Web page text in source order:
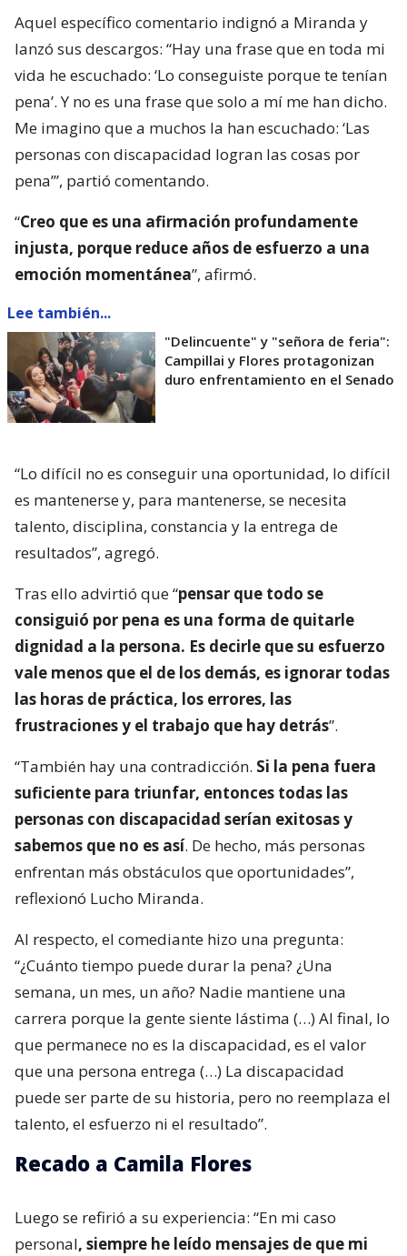
Aquel específico comentario indignó a Miranda y
lanzó sus descargos: “Hay una frase que en toda mi
vida he escuchado: ‘Lo conseguiste porque te tenían
pena’. Y no es una frase que solo a mí me han dicho.
Me imagino que a muchos la han escuchado: ‘Las
personas con discapacidad logran las cosas por
pena’”, partió comentando.
“Creo que es una afirmación profundamente
injusta, porque reduce años de esfuerzo a una
emoción momentánea”, afirmó.
Lee también...
"Delincuente" y "señora de feria":
Campillai y Flores protagonizan
duro enfrentamiento en el Senado
“Lo difícil no es conseguir una oportunidad, lo difícil
es mantenerse y, para mantenerse, se necesita
talento, disciplina, constancia y la entrega de
resultados”, agregó.
Tras ello advirtió que “pensar que todo se
consiguió por pena es una forma de quitarle
dignidad a la persona. Es decirle que su esfuerzo
vale menos que el de los demás, es ignorar todas
las horas de práctica, los errores, las
frustraciones y el trabajo que hay detrás”.
“También hay una contradicción. Si la pena fuera
suficiente para triunfar, entonces todas las
personas con discapacidad serían exitosas y
sabemos que no es así. De hecho, más personas
enfrentan más obstáculos que oportunidades”,
reflexionó Lucho Miranda.
Al respecto, el comediante hizo una pregunta:
“¿Cuánto tiempo puede durar la pena? ¿Una
semana, un mes, un año? Nadie mantiene una
carrera porque la gente siente lástima (…) Al final, lo
que permanece no es la discapacidad, es el valor
que una persona entrega (…) La discapacidad
puede ser parte de su historia, pero no reemplaza el
talento, el esfuerzo ni el resultado”.
Recado a Camila Flores
Luego se refirió a su experiencia: “En mi caso
personal, siempre he leído mensajes de que mi